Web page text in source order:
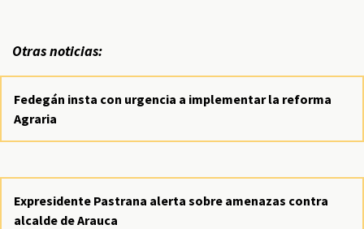
Otras noticias:
Fedegán insta con urgencia a implementar la reforma
Agraria
Expresidente Pastrana alerta sobre amenazas contra
alcalde de Arauca